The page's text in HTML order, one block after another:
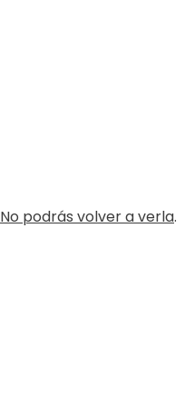
No podrás volver a verla.